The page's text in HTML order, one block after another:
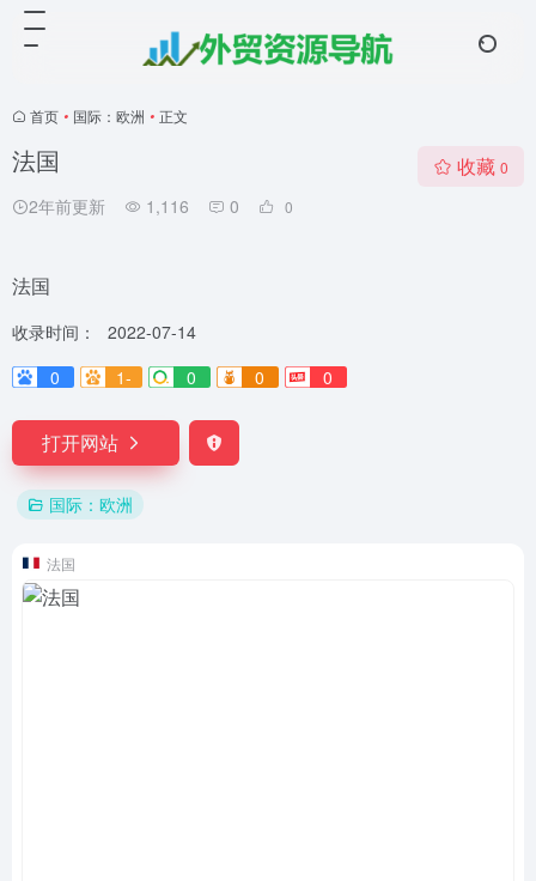
首页 • 国际：欧洲 • 正文
法国
2年前更新 1,116 0 0
收藏 0
法国
收录时间：
2022-07-14
0
1- 0 0 0
打开网站
国际：欧洲
法国